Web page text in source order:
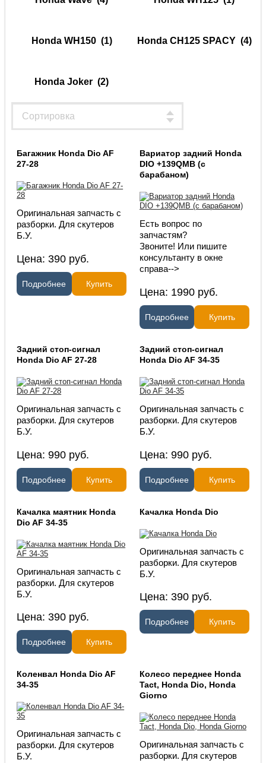
Honda WH150(1) Honda CH125 SPACY(4)
Honda Joker (2)
Багажник Honda Dio AF
27-28
Оригинальная запчасть с
разборки. Для скутеров
Б.У.
Цена:390 руб.
Подробнее Купить
Вариатор задний Honda
DIO +139QMB (с
барабаном)
Есть вопрос по
запчастям?
Звоните! Или пишите
консультанту в окне
справа-->
Цена: 1990 руб.
Подробнее Купить
Задний стоп-сигнал
Honda Dio AF 27-28
Оригинальная запчасть с
разборки. Для скутеров
Б.У.
Цена:990 руб.
Подробнее Купить
Задний стоп-сигнал
Honda Dio AF 34-35
Оригинальная запчасть с
разборки. Для скутеров
Б.У.
Цена: 990 руб.
Подробнее Купить
Качалка маятник Honda
Dio AF 34-35
Оригинальная запчасть с
разборки. Для скутеров
Б.У.
Цена:390 руб.
Подробнее Купить
Качалка Honda Dio
Оригинальная запчасть с
разборки. Для скутеров
Б.У.
Цена: 390 руб.
Подробнее Купить
Коленвал Honda Dio AF
34-35
Оригинальная запчасть с
разборки. Для скутеров
Б.У.
Колесо переднее Honda
Tact, Honda Dio, Honda
Giorno
Оригинальная запчасть с
разборки. Для скутеров